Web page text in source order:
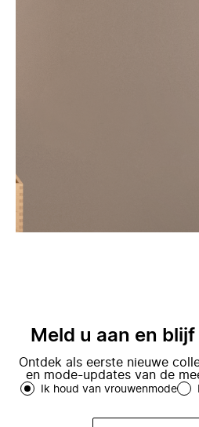
Meld u aan en
Ontdek als eerste nieuwe
en mode-updates van de
Ik houd van vrouwenmode